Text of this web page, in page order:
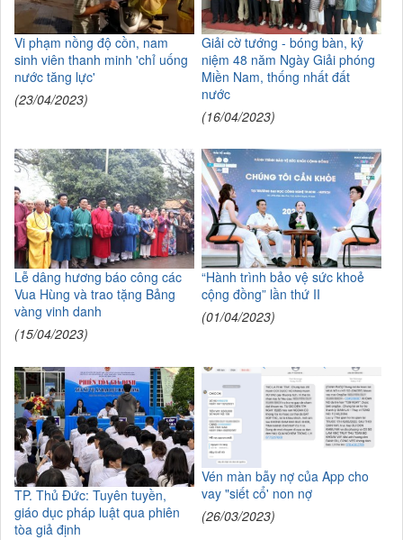
Vi phạm nồng độ cồn, nam
sinh viên thanh minh 'chỉ uống
nước tăng lực'
(23/04/2023)
Giải cờ tướng - bóng bàn, kỷ
niệm 48 năm Ngày Giải phóng
Miền Nam, thống nhất đất
nước
(16/04/2023)
Lễ dâng hương báo công các
Vua Hùng và trao tặng Bảng
vàng vinh danh
(15/04/2023)
“Hành trình bảo vệ sức khoẻ
cộng đồng” lần thứ II
(01/04/2023)
TP. Thủ Đức: Tuyên tuyền,
giáo dục pháp luật qua phiên
tòa giả định
Vén màn bẫy nợ của App cho
vay "siết cổ' non nợ
(26/03/2023)